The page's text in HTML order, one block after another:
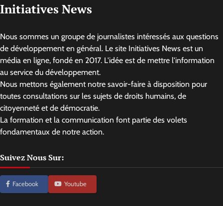
Initiatives News
Nous sommes un groupe de journalistes intéressés aux questions
de développement en général. Le site Initiatives News est un
média en ligne, fondé en 2017. L'idée est de mettre l'information
au service du développement.
Nous mettons également notre savoir-faire à disposition pour
toutes consultations sur les sujets de droits humains, de
citoyenneté et de démocratie.
La formation et la communication font partie des volets
fondamentaux de notre action.
Suivez Nous Sur:
Facebook Youtube